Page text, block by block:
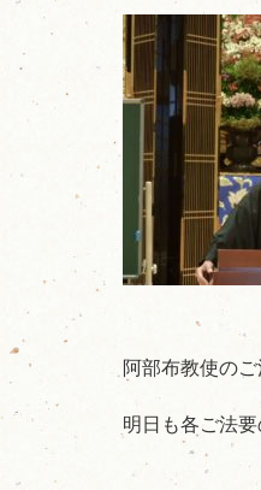
阿部布教使のご
明日も各ご法